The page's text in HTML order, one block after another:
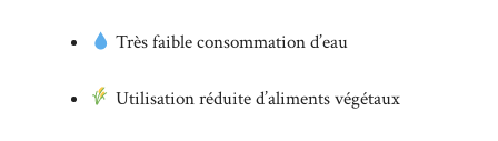
Très faible consommation d’eau
Utilisation réduite d’aliments végétaux